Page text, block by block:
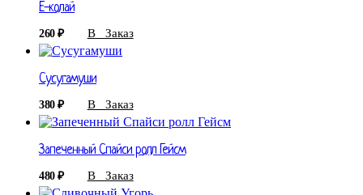
Е-колай
260₽ В Заказ
Сусугамуши
380₽ В Заказ
Запеченный Спайси ролл Гейсм
480₽ В Заказ